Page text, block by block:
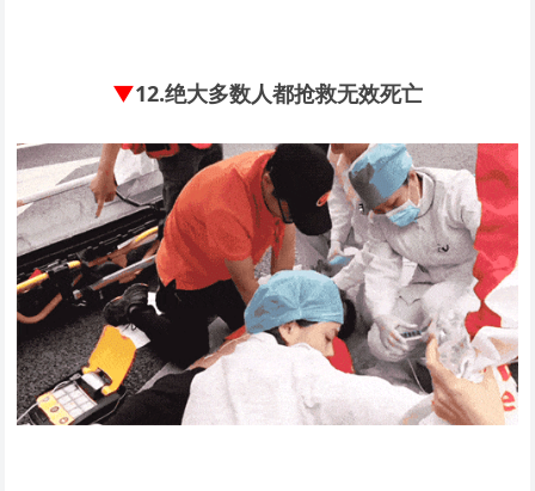
▼12.绝大多数人都抢救无效死亡